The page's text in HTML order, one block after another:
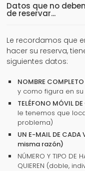
Datos que no
de reservar...
Le recordamos que
hacer su reserva,
siguientes datos:
NOMBRE
y como figura en su
TELÉFONO MÓVIL
le tenemos que
problema)
UN E-MAIL DE
misma razón)
NÚMERO Y TIPO DE
QUIEREN (doble,